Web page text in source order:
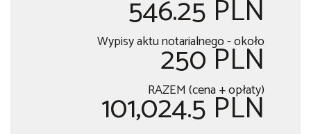
546.25 PLN
Wypisy aktu notarialnego - około
250 PLN
RAZEM (cena + opłaty)
101,024.5 PLN